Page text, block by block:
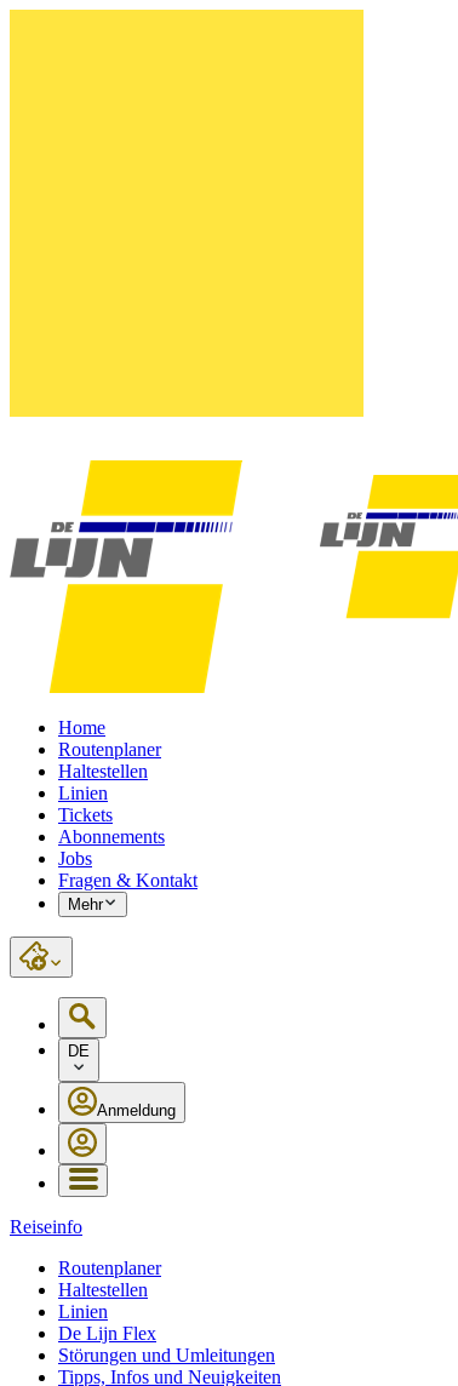
Home
Routenplaner
Haltestellen
Linien
Tickets
Abonnements
Jobs
Fragen & Kontakt
Mehr
DE
Anmeldung
Reiseinfo
Routenplaner
Haltestellen
Linien
De Lijn Flex
Störungen und Umleitungen
Tipps, Infos und Neuigkeiten